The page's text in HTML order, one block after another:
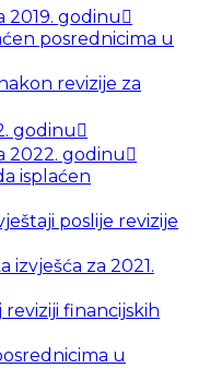
2019. godinu
posrednicima u
revizije za
godinu
2022. godinu
isplaćen
poslije revizije
izvješća za 2021.
financijskih
u